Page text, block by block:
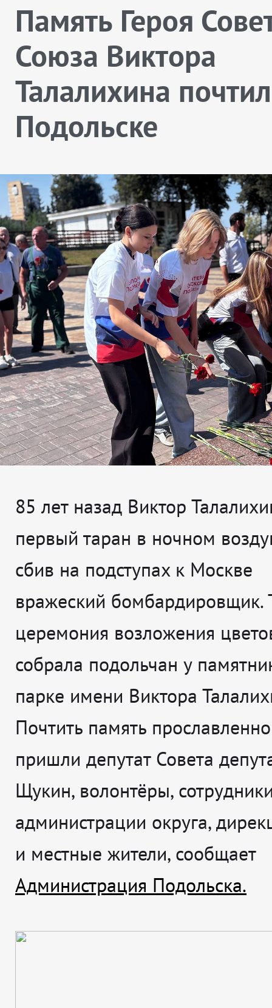
Память Героя
Союза Виктора
Талалихина
Подольске
85 лет назад Виктор
первый таран в ночном
сбив на подступах к Москве
вражеский бомбардировщик.
церемония возложения
собрала подольчан у
парке имени Виктора
Почтить память
пришли депутат Совета
Щукин, волонтёры,
администрации округа,
и местные жители, сообщает
Администрация Подольска.